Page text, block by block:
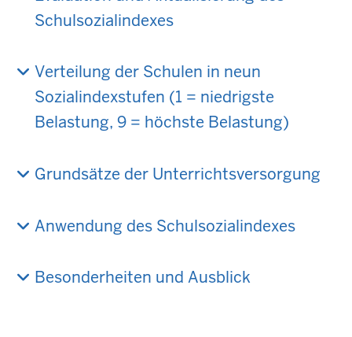
Schulsozialindexes
Verteilung der Schulen in neun
Sozialindexstufen (1 = niedrigste
Belastung, 9 = höchste Belastung)
Grundsätze der Unterrichtsversorgung
Anwendung des Schulsozialindexes
Besonderheiten und Ausblick